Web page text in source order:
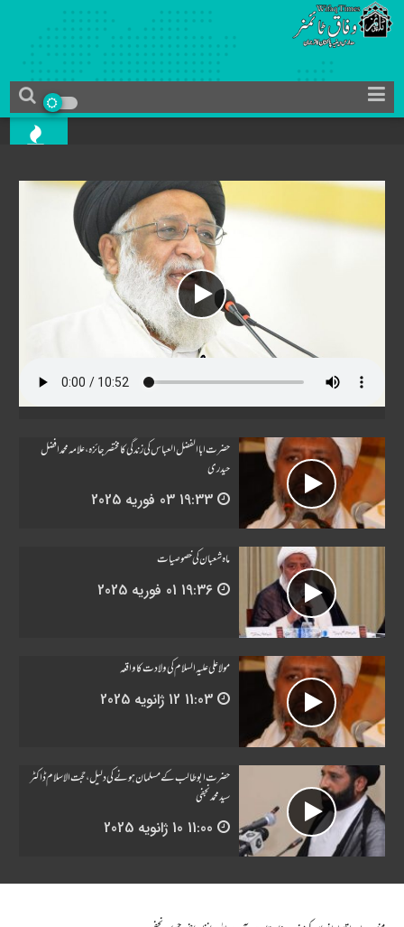
حضرت اباالفضل العباس کی زندگی کا مختصر جائزہ، علامہ محمد افضل
حیدری
19:33 03 فوریه 2025
ماہ شعبان کی خصوصیات
19:36 01 فوریه 2025
مولا علی علیہ السلام کی ولادت کا واقعہ
11:03 12 ژانویه 2025
حضرت ابو طالب کے مسلمان ہونے کی دلیل، حجت الاسلام ڈاکٹر
سید محمد نجفی
10 ژانویه 2025